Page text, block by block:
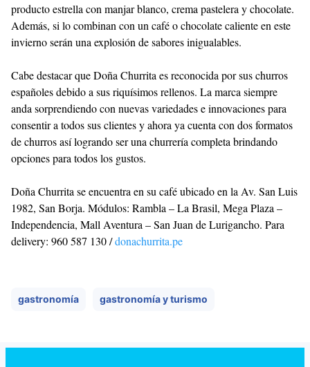
producto estrella con manjar blanco, crema pastelera y chocolate.
Además, si lo combinan con un café o chocolate caliente en este
invierno serán una explosión de sabores inigualables.
Cabe destacar que Doña Churrita es reconocida por sus churros
españoles debido a sus riquísimos rellenos. La marca siempre
anda sorprendiendo con nuevas variedades e innovaciones para
consentir a todos sus clientes y ahora ya cuenta con dos formatos
de churros así logrando ser una churrería completa brindando
opciones para todos los gustos.
Doña Churrita se encuentra en su café ubicado en la Av. San Luis
1982, San Borja. Módulos: Rambla – La Brasil, Mega Plaza –
Independencia, Mall Aventura – San Juan de Lurigancho. Para
delivery: 960 587 130 /donachurrita.pe
gastronomía gastronomía y turismo